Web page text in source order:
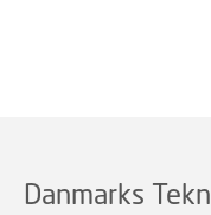
Danmarks